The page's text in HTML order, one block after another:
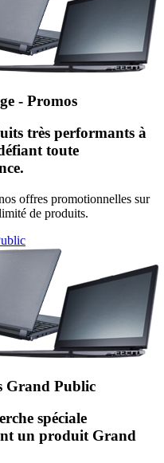
- Promos
très performants à
toute
offres promotionnelles sur
de produits.
Grand Public
spéciale
un produit Grand